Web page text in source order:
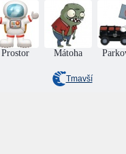
Zničit nákupní
centrum
Stickman:
Dismount
Simulator
Prostor Mátoha
Tmavší